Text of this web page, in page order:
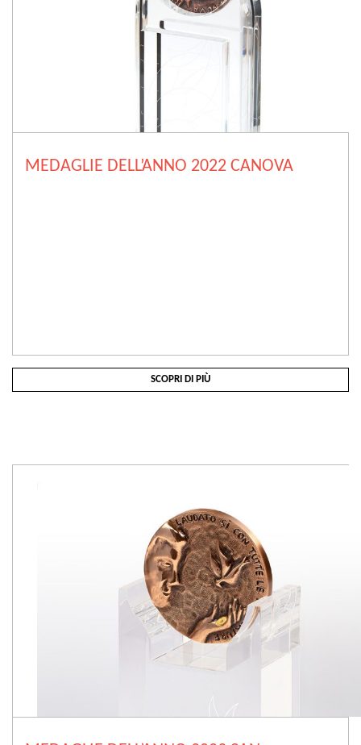
MEDAGLIE DELL’ANNO 2022 CANOVA
SCOPRI DI PIÙ